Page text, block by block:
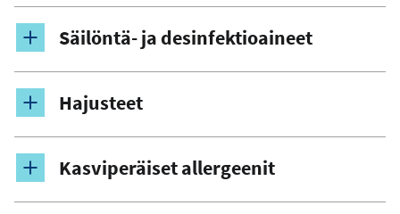
Säilöntä- ja desinfektioaineet
Hajusteet
Kasviperäiset allergeenit